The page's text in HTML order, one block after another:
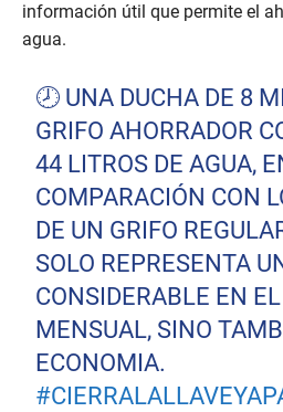
información útil que permite el
agua.
🕗 UNA DUCHA DE 8
GRIFO AHORRADOR
44 LITROS DE AGUA,
COMPARACIÓN CON
DE UN GRIFO
SOLO REPRESENTA
CONSIDERABLE EN
MENSUAL, SINO
ECONOMIA.